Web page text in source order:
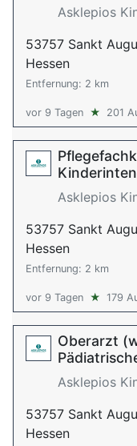
Asklepios
53757 Sankt
Hessen
Entfernung: 2 km
vor 9 Tagen ★ 201
Asklepios
53757 Sankt
Hessen
Entfernung: 2 km
vor 9 Tagen ★ 179
Oberarzt
Asklepios
53757 Sankt
Hessen